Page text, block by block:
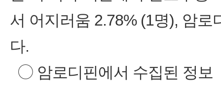
서 어지러움 2.78% (1명), 암
다.
◯ 암로디핀에서 수집된 정보